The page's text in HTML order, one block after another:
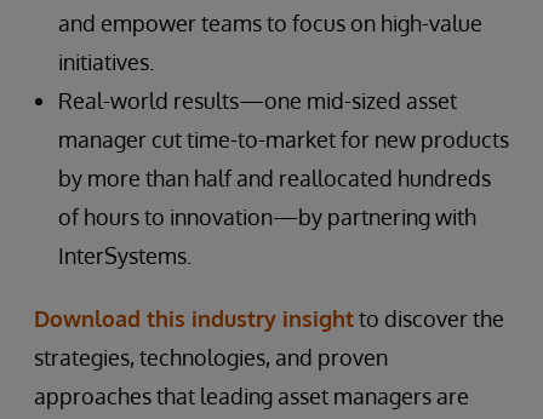
and empower teams to focus on high-value
initiatives.
Real-world results—one mid-sized asset
manager cut time-to-market for new products
by more than half and reallocated hundreds
of hours to innovation—by partnering with
InterSystems.
Download this industry insightto discover the
strategies, technologies, and proven
approaches that leading asset managers are